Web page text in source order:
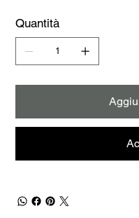
Quantità